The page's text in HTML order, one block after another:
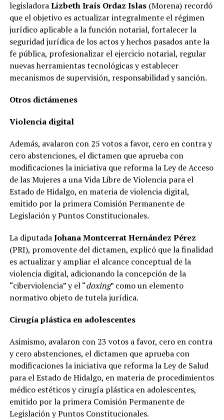
legisladoraLizbeth Iraís Ordaz Islas(Morena) recordó
que el objetivo es actualizar integralmente el régimen
jurídico aplicable a la función notarial, fortalecer la
seguridad jurídica de los actos y hechos pasados ante la
fe pública, profesionalizar el ejercicio notarial, regular
nuevas herramientas tecnológicas y establecer
mecanismos de supervisión, responsabilidad y sanción.
Otros dictámenes
Violencia digital
Además, avalaron con 25 votos a favor, cero en contra y
cero abstenciones, el dictamen que aprueba con
modificaciones la iniciativa que reforma la Ley de Acceso
de las Mujeres a una Vida Libre de Violencia para el
Estado de Hidalgo, en materia de violencia digital,
emitido por la primera Comisión Permanente de
Legislación y Puntos Constitucionales.
La diputadaJohana Montcerrat Hernández Pérez
(PRI), promovente del dictamen, explicó que la finalidad
es actualizar y ampliar el alcance conceptual de la
violencia digital, adicionando la concepción de la
“ciberviolencia” y el “doxing” como un elemento
normativo objeto de tutela jurídica.
Cirugía plástica en adolescentes
Asimismo, avalaron con 23 votos a favor, cero en contra
y cero abstenciones, el dictamen que aprueba con
modificaciones la iniciativa que reforma la Ley de Salud
para el Estado de Hidalgo, en materia de procedimientos
médico estéticos y cirugía plástica en adolescentes,
emitido por la primera Comisión Permanente de
Legislación y Puntos Constitucionales.